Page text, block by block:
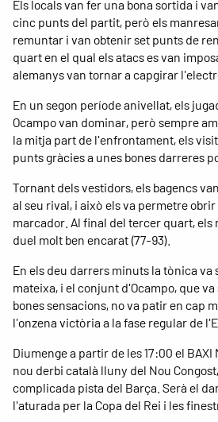
Els locals van fer una bona sortida i
cinc punts del partit, però els
remuntar i van obtenir set punts de
quart en el qual els atacs es van
alemanys van tornar a capgirar
En un segon període anivellat, els
Ocampo van dominar, però sempre
la mitja part de l'enfrontament, els
punts gràcies a unes bones darreres
Tornant dels vestidors, els bagencs
al seu rival, i això els va permetre
marcador. Al final del tercer quart, els
duel molt ben encarat (77-93).
En els deu darrers minuts la tònica va
mateixa, i el conjunt d'Ocampo, que
bones sensacions, no va patir en cap
l'onzena victòria a la fase regular de
Diumenge a partir de les 17:00 el
nou derbi català lluny del Nou
complicada pista del Barça. Serà el
l'aturada per la Copa del Rei i les